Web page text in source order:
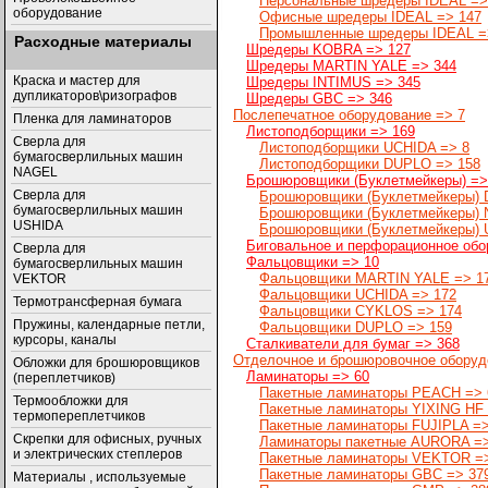
оборудование
Расходные материалы
Краска и мастер для
дупликаторов\ризографов
Пленка для ламинаторов
Сверла для
бумагосверлильных машин
NAGEL
Сверла для
бумагосверлильных машин
USHIDA
Cверла для
бумагосверлильных машин
VEKTOR
Термотрансферная бумага
Пружины, календарные петли,
курсоры, каналы
Обложки для брошюровщиков
(переплетчиков)
Термообложки для
термопереплетчиков
Скрепки для офисных, ручных
и электрических степлеров
Материалы , используемые
Офисные шредеры IDEAL => 147
Промышленные шредеры IDEAL
Шредеры KOBRA => 127
Шредеры MARTIN YALE => 344
Шредеры INTIMUS => 345
Шредеры GBC => 346
Послепечатное оборудование => 7
Листоподборщики => 169
Листоподборщики UCHIDA => 8
Листоподборщики DUPLO => 158
Брошюровщики (Буклетмейкеры)
Брошюровщики (Буклетмейкеры)
Брошюровщики (Буклетмейкеры)
Брошюровщики (Буклетмейкеры)
Биговальное и перфорационное
Фальцовщики => 10
Фальцовщики MARTIN YALE =>
Фальцовщики UCHIDA => 172
Фальцовщики CYKLOS => 174
Фальцовщики DUPLO => 159
Сталкиватели для бумаг => 368
Отделочное и брошюровочное
Ламинаторы => 60
Пакетные ламинаторы PEACH =>
Пакетные ламинаторы YIXING
Пакетные ламинаторы FUJIPLA
Ламинаторы пакетные AURORA
Пакетные ламинаторы VEKTOR
Пакетные ламинаторы GBC =>